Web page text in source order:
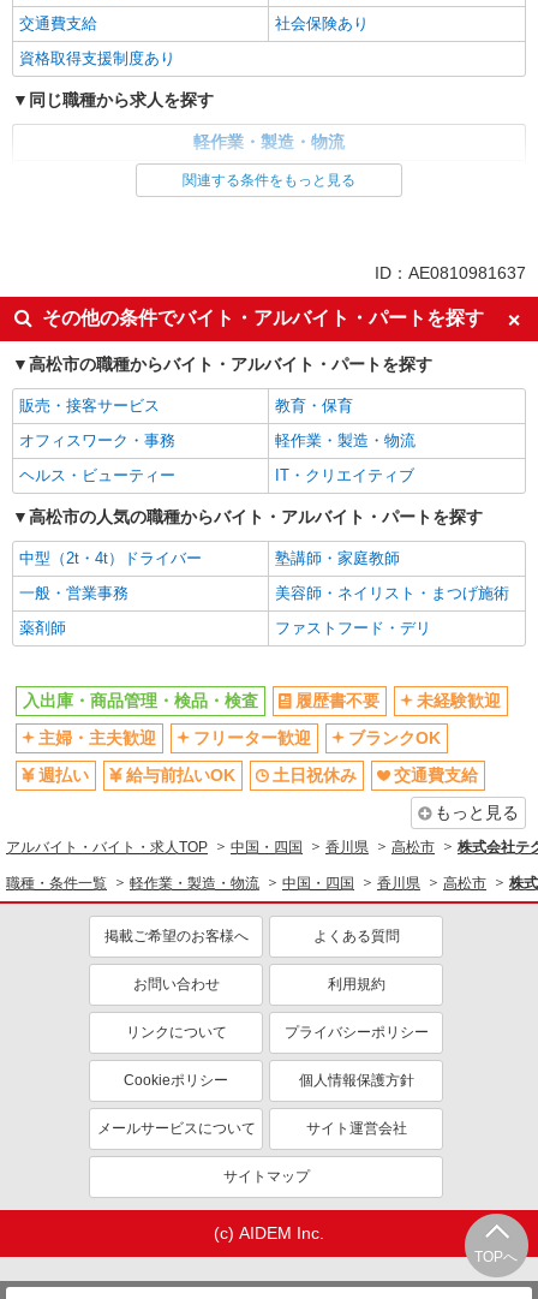
交通費支給
社会保険あり
資格取得支援制度あり
同じ職種から求人を探す
軽作業・製造・物流
入出庫・商品管理・検品・検査
交通費支給
社会保険あり
関連する条件をもっと見る
ID：AE0810981637
その他の条件でバイト・アルバイト・パートを探す
高松市の職種からバイト・アルバイト・パートを探す
販売・接客サービス
教育・保育
オフィスワーク・事務
軽作業・製造・物流
ヘルス・ビューティー
IT・クリエイティブ
高松市の人気の職種からバイト・アルバイト・パートを探す
中型（2t・4t）ドライバー
塾講師・家庭教師
一般・営業事務
美容師・ネイリスト・まつげ施術
薬剤師
ファストフード・デリ
TOPへ
入出庫・商品管理・検品・検査 履歴書不要
未経験歓迎
主婦・主夫歓迎
フリーター歓迎
ブランクOK
週払い
給与前払いOK 土日祝休み
交通費支給
もっと見る
アルバイト・バイト・求人TOP 中国・四国 香川県 高松市 株式会社テ
職種・条件一覧 軽作業・製造・物流 中国・四国 香川県 高松市 株
掲載ご希望のお客様へ よくある質問
お問い合わせ 利用規約
リンクについて プライバシーポリシー
Cookieポリシー 個人情報保護方針
メールサービスについて サイト運営会社
サイトマップ
(c) AIDEM Inc.